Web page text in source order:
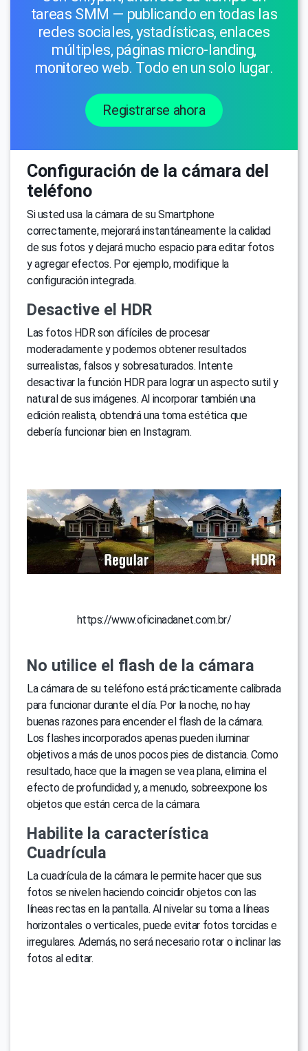
tareas SMM — publicando en todas las
redes sociales, уstadísticas, enlaces
múltiples, páginas micro-landing,
monitoreo web. Todo en un solo lugar.
Registrarse ahora
Configuración de la cámara del
teléfono
Si usted usa la cámara de su Smartphone
correctamente, mejorará instantáneamente la calidad
de sus fotos y dejará mucho espacio para editar fotos
y agregar efectos. Por ejemplo, modifique la
configuración integrada.
Desactive el HDR
Las fotos HDR son difíciles de procesar
moderadamente y podemos obtener resultados
surrealistas, falsos y sobresaturados. Intente
desactivar la función HDR para lograr un aspecto sutil y
natural de sus imágenes. Al incorporar también una
edición realista, obtendrá una toma estética que
debería funcionar bien en Instagram.
https://www.oficinadanet.com.br/
No utilice el flash de la cámara
La cámara de su teléfono está prácticamente calibrada
para funcionar durante el día. Por la noche, no hay
buenas razones para encender el flash de la cámara.
Los flashes incorporados apenas pueden iluminar
objetivos a más de unos pocos pies de distancia. Como
resultado, hace que la imagen se vea plana, elimina el
efecto de profundidad y, a menudo, sobreexpone los
objetos que están cerca de la cámara.
Habilite la característica
Cuadrícula
La cuadrícula de la cámara le permite hacer que sus
fotos se nivelen haciendo coincidir objetos con las
líneas rectas en la pantalla. Al nivelar su toma a líneas
horizontales o verticales, puede evitar fotos torcidas e
irregulares. Además, no será necesario rotar o inclinar las
fotos al editar.